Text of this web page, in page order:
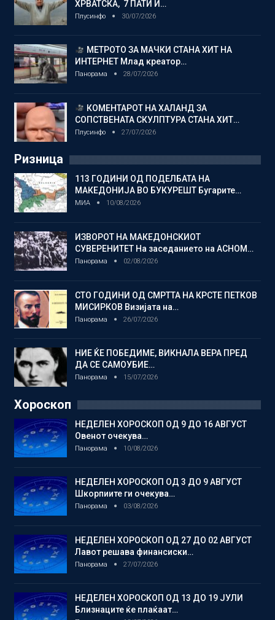
ХРВАТСКА, 7 ПАТИ Ѝ…
Плусинфо 30/07/2026
МЕТРОТО ЗА МАЧКИ СТАНА ХИТ НА
ИНТЕРНЕТ Млад креатор…
Панорама 28/07/2026
КОМЕНТАРОТ НА ХАЛАНД ЗА
СОПСТВЕНАТА СКУЛПТУРА СТАНА ХИТ…
Плусинфо 27/07/2026
Ризница
113 ГОДИНИ ОД ПОДЕЛБАТА НА
МАКЕДОНИЈА ВО БУКУРЕШТ Бугарите…
МИА 10/08/2026
ИЗВОРОТ НА МАКЕДОНСКИОТ
СУВЕРЕНИТЕТ На заседанието на АСНОМ…
Панорама 02/08/2026
СТО ГОДИНИ ОД СМРТТА НА КРСТЕ ПЕТКОВ
МИСИРКОВ Визијата на…
Панорама 26/07/2026
НИЕ ЌЕ ПОБЕДИМЕ, ВИКНАЛА ВЕРА ПРЕД
ДА СЕ САМОУБИЕ…
Панорама 15/07/2026
Хороскоп
НЕДЕЛЕН ХОРОСКОП ОД 9 ДО 16 АВГУСТ
Овенот очекува…
Панорама 10/08/2026
НЕДЕЛЕН ХОРОСКОП ОД 3 ДО 9 АВГУСТ
Шкорпиите ги очекува…
Панорама 03/08/2026
НЕДЕЛЕН ХОРОСКОП ОД 27 ДО 02 АВГУСТ
Лавот решава финансиски…
Панорама 27/07/2026
НЕДЕЛЕН ХОРОСКОП ОД 13 ДО 19 ЈУЛИ
Близнаците ќе плаќаат…